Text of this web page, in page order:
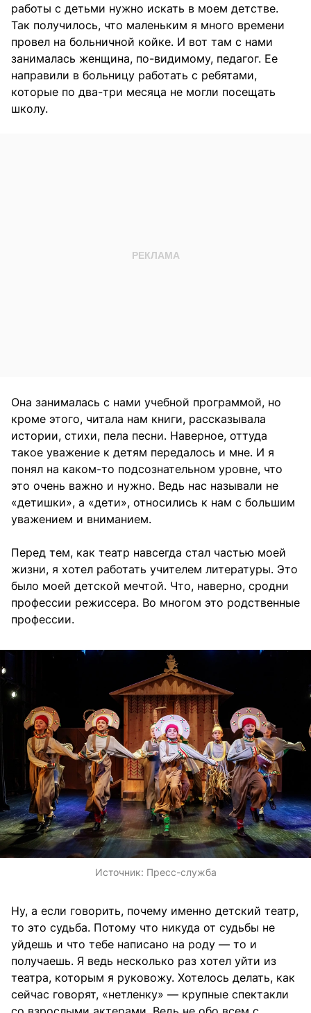
работы с детьми нужно искать в моем детстве.
Так получилось, что маленьким я много времени
провел на больничной койке. И вот там с нами
занималась женщина, по-видимому, педагог. Ее
направили в больницу работать с ребятами,
которые по два-три месяца не могли посещать
школу.
Она занималась с нами учебной программой, но
кроме этого, читала нам книги, рассказывала
истории, стихи, пела песни. Наверное, оттуда
такое уважение к детям передалось и мне. И я
понял на каком-то подсознательном уровне, что
это очень важно и нужно. Ведь нас называли не
«детишки», а «дети», относились к нам с большим
уважением и вниманием.
Перед тем, как театр навсегда стал частью моей
жизни, я хотел работать учителем литературы. Это
было моей детской мечтой. Что, наверно, сродни
профессии режиссера. Во многом это родственные
профессии.
Источник: Пресс-служба
Ну, а если говорить, почему именно детский театр,
то это судьба. Потому что никуда от судьбы не
уйдешь и что тебе написано на роду — то и
получаешь. Я ведь несколько раз хотел уйти из
театра, которым я руковожу. Хотелось делать, как
сейчас говорят, «нетленку» — крупные спектакли